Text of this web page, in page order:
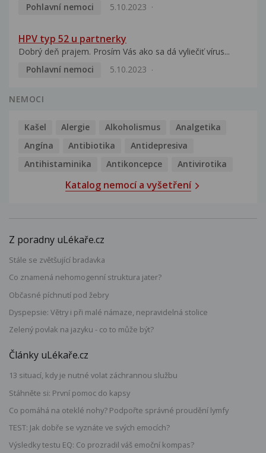
Pohlavní nemoci
5.10.2023
HPV typ 52 u partnerky
Dobrý deň prajem. Prosím Vás ako sa dá vyliečiť vírus...
Pohlavní nemoci
5.10.2023
NEMOCI
Kašel Alergie Alkoholismus
Analgetika
Angína
Antibiotika
Antidepresiva
Antihistaminika
Antikoncepce Antivirotika
Katalog nemocí a vyšetření
Z poradny uLékaře.cz
Stále se zvětšující bradavka
Co znamená nehomogenní struktura jater?
Občasné píchnutí pod žebry
Dyspepsie: Větry i při malé námaze, nepravidelná stolice
Zelený povlak na jazyku - co to může být?
Články uLékaře.cz
13 situací, kdy je nutné volat záchrannou službu
Stáhněte si: První pomoc do kapsy
Co pomáhá na oteklé nohy? Podpořte správné proudění lymfy
TEST: Jak dobře se vyznáte ve svých emocích?
Výsledky testu EQ: Co prozradil váš emoční kompas?